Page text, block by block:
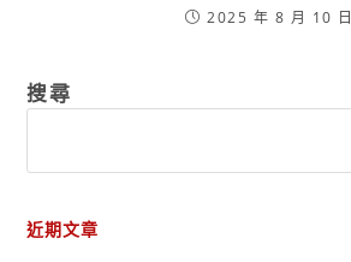
2025 年 8 月 10 日
搜尋
近期文章